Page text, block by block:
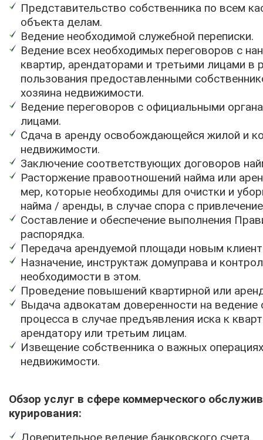
Представительство собственника по всем
объекта делам.
Ведение необходимой служебной переписки.
Ведение всех необходимых переговоров с
квартир, арендаторами и третьими лицами в
пользования предоставленными
хозяина недвижимости.
Ведение переговоров с официальными
лицами.
Сдача в аренду освобождающейся жилой и
недвижимости.
Заключение соответствующих договоров
Расторжение правоотношений найма или
мер, которые необходимы для очистки и
найма / аренды, в случае спора с
Составление и обеспечение выполнения
распорядка.
Передача арендуемой площади новым
Назначение, инструктаж домуправа и
необходимости в этом.
Проведение повышений квартирной или
Выдача адвокатам доверенности на ведение
процесса в случае предъявления иска к
арендатору или третьим лицам.
Извещение собственника о важных
недвижимости.
Обзор услуг в сфере коммерческого
курирования: